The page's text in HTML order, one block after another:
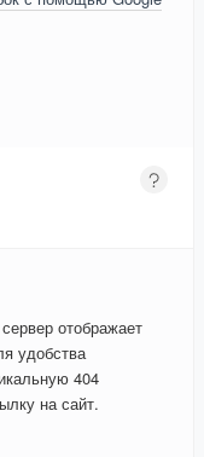
отображает
удобства
404
на сайт.